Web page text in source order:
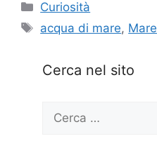
Categorie
Curiosità
Tag
acqua di mare, Mare
Cerca nel sito
Ricerca